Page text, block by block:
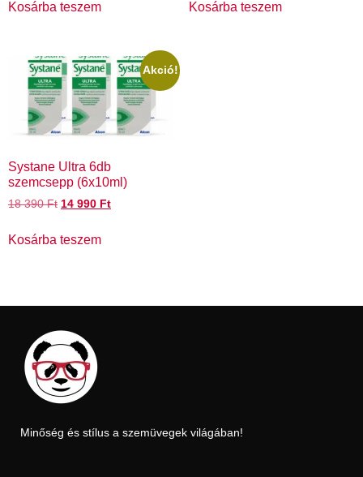
Kosárba teszem Kosárba teszem
Akció!
Systane Ultra 6db
szemcsepp (6x10ml)
18 390Ft 14 990 Ft
Kosárba teszem
Minőség és stílus a szemüvegek világában!